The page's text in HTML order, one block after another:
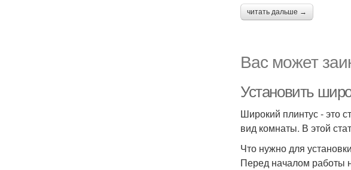
читать дальше →
Вас может
Установить
Широкий плинтус - это
вид комнаты. В этой
Что нужно для
Перед началом работы